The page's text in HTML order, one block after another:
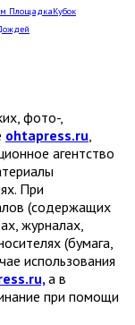
ПлощадкаКубок
фото-,
ohtapress.ru,
агентство
При
(содержащих
журналах,
(бумага,
использования
а в
при помощи